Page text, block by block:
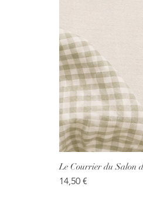
Le Courrier du Salon
Prix
14,50 €